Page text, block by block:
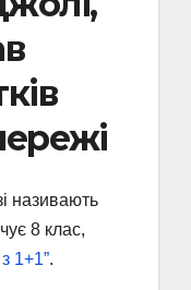
називають
8 клас,
1+1”.